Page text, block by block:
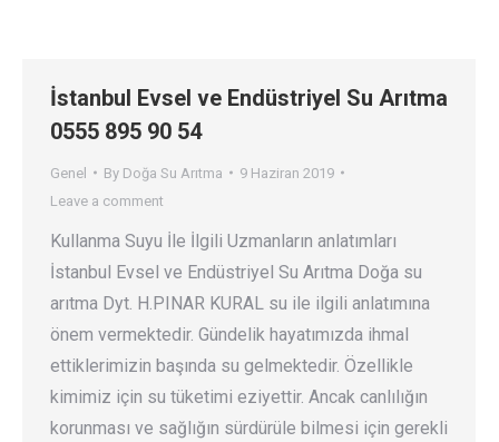
İstanbul Evsel ve Endüstriyel Su Arıtma
0555 895 90 54
Genel By Doğa Su Arıtma
9 Haziran 2019
Leave a comment
Kullanma Suyu İle İlgili Uzmanların anlatımları
İstanbul Evsel ve Endüstriyel Su Arıtma Doğa su
arıtma Dyt. H.PINAR KURAL su ile ilgili anlatımına
önem vermektedir. Gündelik hayatımızda ihmal
ettiklerimizin başında su gelmektedir. Özellikle
kimimiz için su tüketimi eziyettir. Ancak canlılığın
korunması ve sağlığın sürdürüle bilmesi için gerekli